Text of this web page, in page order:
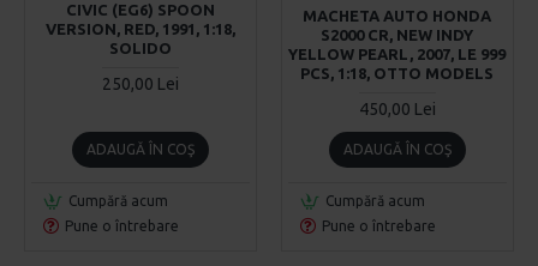
CIVIC (EG6) SPOON
VERSION, RED, 1991, 1:18,
SOLIDO
250,00 Lei
ADAUGĂ ÎN COŞ
Cumpără acum
Pune o întrebare
MACHETA AUTO HONDA
S2000 CR, NEW INDY
YELLOW PEARL, 2007, LE 999
PCS, 1:18, OTTO MODELS
450,00 Lei
ADAUGĂ ÎN COŞ
Cumpără acum
Pune o întrebare